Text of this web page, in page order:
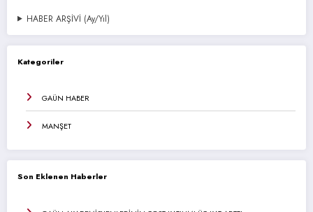
HABER ARŞİVİ (Ay/Yıl)
Kategoriler
GAÜN HABER
MANŞET
Son Eklenen Haberler